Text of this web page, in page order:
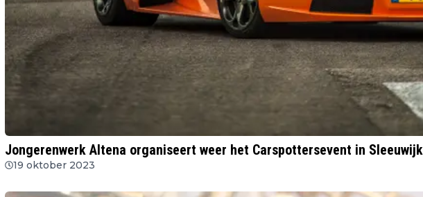
Jongerenwerk Altena organiseert weer het Carspottersevent in Sleeuwijk
19 oktober 2023